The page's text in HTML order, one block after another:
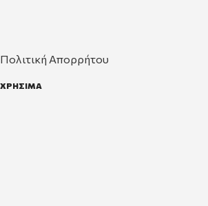
Πολιτική Απορρήτου
ΧΡΗΣΙΜΑ